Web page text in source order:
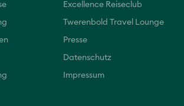
Excellence Reiseclub
Twerenbold Travel Lounge
Presse
Datenschutz
Impressum